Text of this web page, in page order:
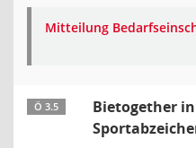
Mitteilung
Ö 3.5
Bietogether